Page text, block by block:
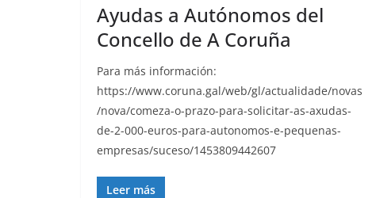
Ayudas a Autónomos del
Concello de A Coruña
Para más información:
https://www.coruna.gal/web/gl/actualidade/novas
/nova/comeza-o-prazo-para-solicitar-as-axudas-
de-2-000-euros-para-autonomos-e-pequenas-
empresas/suceso/1453809442607
Leer más